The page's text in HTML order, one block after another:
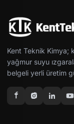
Kent Teknik Kimya;
yağmur suyu
belgeli yerli üretim